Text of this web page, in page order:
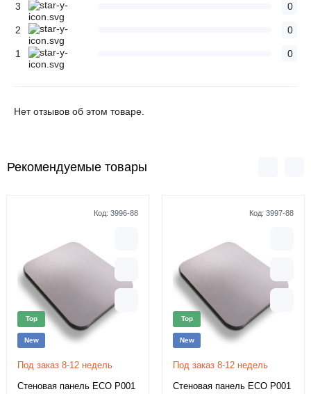
3 0
2 0
1 0
Нет отзывов об этом товаре.
Рекомендуемые товары
Код: 3996-88
Top
New
Под заказ 8-12 недель
Стеновая панель ECO P001
Код: 3997-88
Top
New
Под заказ 8-12 недель
Стеновая панель ECO P001